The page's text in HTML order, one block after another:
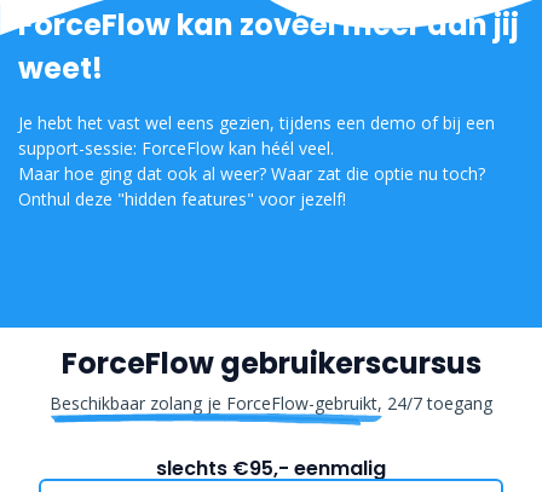
ForceFlow kan zovéél meer dan jij
weet!
Je hebt het vast wel eens gezien, tijdens een demo of bij een
support-sessie: ForceFlow kan héél veel.
Maar hoe ging dat ook al weer? Waar zat die optie nu toch?
Onthul deze "hidden features" voor jezelf!
ForceFlow gebruikerscursus
Beschikbaar zolang je ForceFlow-gebruikt, 24/7 toegang
slechts €95,- eenmalig